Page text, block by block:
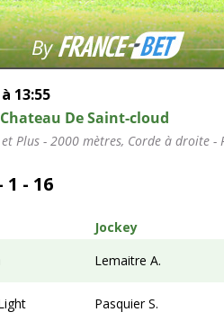
13:55
Chateau De Saint-cloud
Plus - 2000 mètres, Corde à droite -
1 - 16
Jockey
Lemaitre A.
Pasquier S.